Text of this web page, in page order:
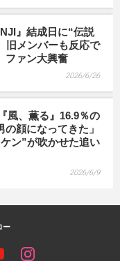
』結成日に“伝説
旧メンバーも反応で
ファン大興奮
2026/6/26
風、薫る』16.9％の
顔になってきた」
ン”が吹かせた追い
2026/6/9
ー